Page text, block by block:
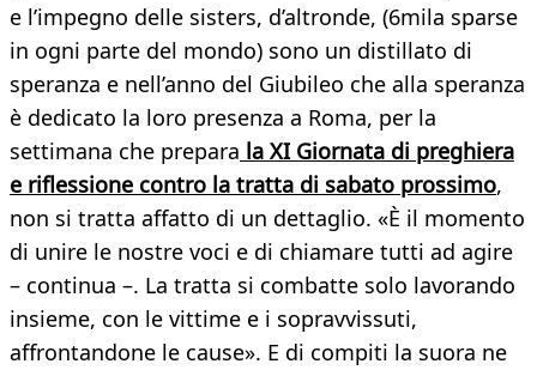
e l’impegno delle sisters, d’altronde, (6mila sparse
in ogni parte del mondo) sono un distillato di
speranza e nell’anno del Giubileo che alla speranza
è dedicato la loro presenza a Roma, per la
settimana che prepara la XI Giornata di preghiera
e riflessione contro la tratta di sabato prossimo,
non si tratta affatto di un dettaglio. «È il momento
di unire le nostre voci e di chiamare tutti ad agire
– continua –. La tratta si combatte solo lavorando
insieme, con le vittime e i sopravvissuti,
affrontandone le cause». E di compiti la suora ne